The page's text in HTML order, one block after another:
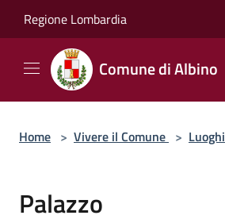
Regione Lombardia
Comune di Albino
Home > Vivere il Comune > Luoghi
Palazzo